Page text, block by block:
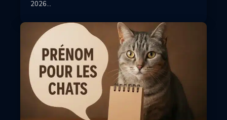
2026…